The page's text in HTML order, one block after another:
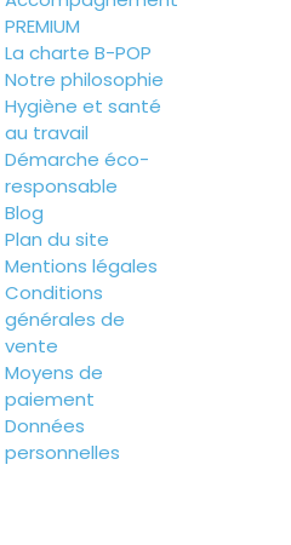
PREMIUM
La charte B-POP
Notre philosophie
Hygiène et santé
au travail
Démarche éco-
responsable
Blog
Plan du site
Mentions légales
Conditions
générales de
vente
Moyens de
paiement
Données
personnelles